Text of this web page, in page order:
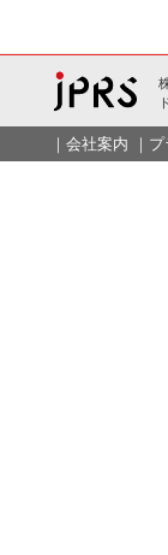
｜ 会社案内 ｜